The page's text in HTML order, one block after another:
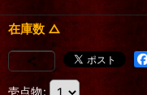
在庫数 △
壱点物: